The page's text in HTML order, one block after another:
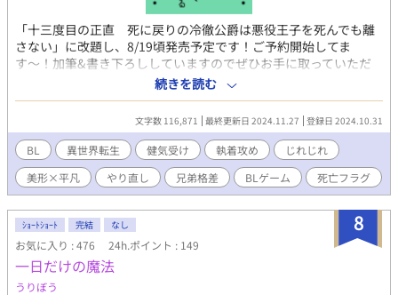
り、ハート、感想ありがとうございます！ タイトル変更しまし
た。死に戻り小説→死に戻り漫画に変更しました。
「十三度目の正直 死に戻りの冷徹公爵は悪役王子を死んでも離
さない」に改題し、8/19頃発売予定です！ご予約開始してま
す〜！加筆&書き下ろししていますのでぜひお手に取っていただ
けたら嬉しいです。 第12回BL大賞奨励賞をいただきました♡ 第
二王子のユーリィは、美しい兄と違って国を統べる使命もなく、
兄の婚約者・エドゥアルド公爵に十年間叶わぬ片想いをしてい
る。 その公爵が今日、亡くなった。と思いきや、禁忌の蘇生魔法
で悪魔的な美貌を復活させた上、ユーリィを抱き締め、「君は一
年以内に死ぬが、私が守る」と囁いてー？ 十二個もあるユーリィ
の「死亡ふらぐ」を壊していく中で、この世界が「びいえるげえ
む」の舞台であり、公爵は「テンセイシャ」だと判明していく。
転生者と登場人物ゆえのすれ違い、ゲームで割り振られた役割と
人格のギャップ、世界の強制力に知らず翻弄されるうち、ユーリ
ィは知る。自分が最悪の「カクシきゃら」だと。そして公爵の中
の"創真"が、ユーリィを救うため十二回死んでまでやり直してい
ることを。 どんでん返しからの甘々ハピエンです。
続きを読む
文字数 116,871 最終更新日 2024.11.27 登録日 2024.10.31
BL 異世界転生 健気受け 執着攻め
じれじれ
美形×平凡
やり直し 兄弟格差 BLゲーム 死亡フラグ
8
ｼｮｰﾄｼｮｰﾄ 完結 なし
お気に入り : 476 24h.ポイント : 149
一日だけの魔法
うりぼう